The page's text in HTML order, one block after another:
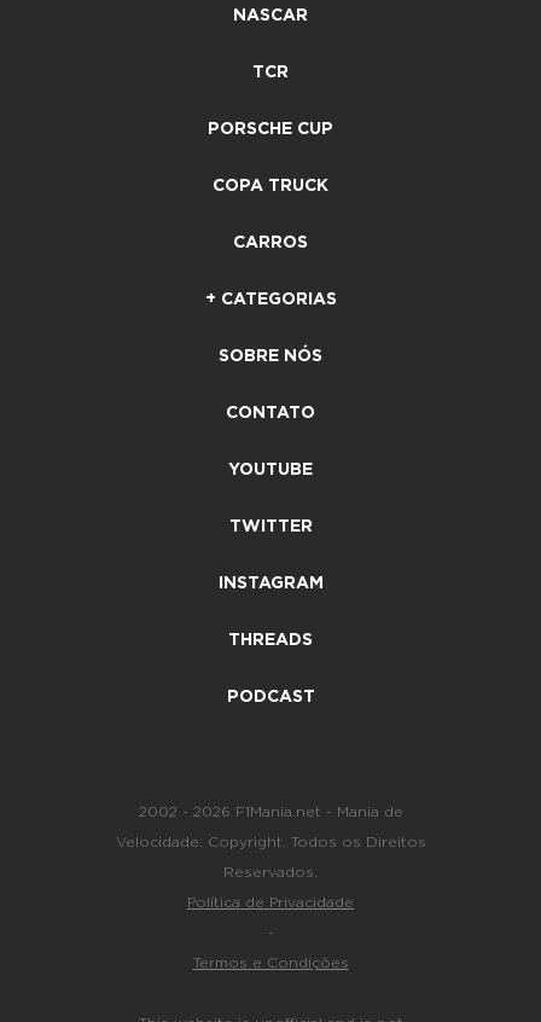
NASCAR
TCR
PORSCHE CUP
COPA TRUCK
CARROS
+ CATEGORIAS
SOBRE NÓS
CONTATO
YOUTUBE
TWITTER
INSTAGRAM
THREADS
PODCAST
2002 - 2026 F1Mania.net - Mania de
Velocidade. Copyright. Todos os Direitos
Reservados.
Política de Privacidade
-
Termos e Condições